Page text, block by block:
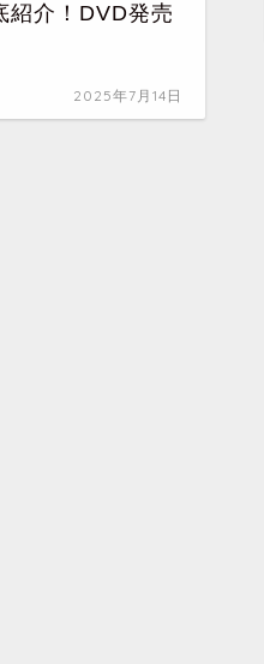
紹介！DVD発売
2025年7月14日